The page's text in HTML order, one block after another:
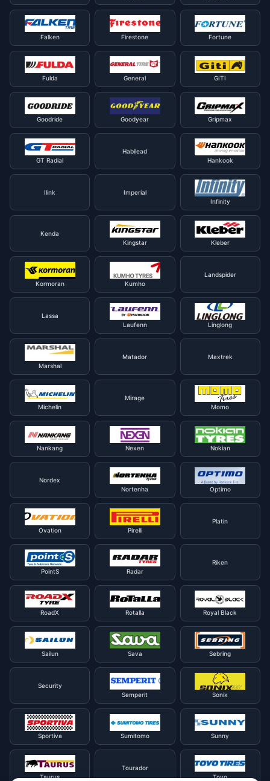
Falken Firestone Fortune
Fulda General GITI
Goodride Goodyear Gripmax
GT Radial
Habilead
Hankook
Ilink
Imperial
Infinity
Kenda
Kingstar
Kleber
Kormoran Kumho
Landspider
Lassa
Laufenn
Linglong
Marshal
Matador Maxtrek
Michelin
Mirage
Momo
Nankang Nexen Nokian
Nordex
Nortenha
Optimo
Ovation Pirelli
Platin
PointS Radar
Riken
RoadX Rotalla Royal Black
Sailun Sava Sebring
Security
Semperit
Sonix
Sportiva Sumitomo Sunny
Taurus
Tourador
Toyo